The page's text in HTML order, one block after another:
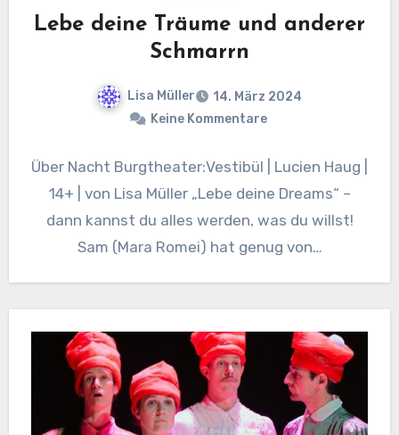
Lebe deine Träume und anderer
Schmarrn
Lisa Müller
14. März 2024
Keine Kommentare
Über Nacht Burgtheater:Vestibül | Lucien Haug |
14+ | von Lisa Müller „Lebe deine Dreams“ –
dann kannst du alles werden, was du willst!
Sam (Mara Romei) hat genug von…